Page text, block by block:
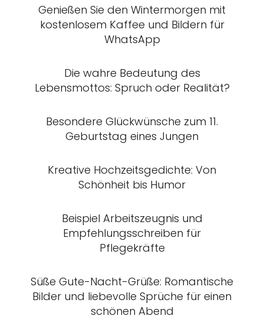
Genießen Sie den Wintermorgen mit
kostenlosem Kaffee und Bildern für
WhatsApp
Die wahre Bedeutung des
Lebensmottos: Spruch oder Realität?
Besondere Glückwünsche zum 11.
Geburtstag eines Jungen
Kreative Hochzeitsgedichte: Von
Schönheit bis Humor
Beispiel Arbeitszeugnis und
Empfehlungsschreiben für
Pflegekräfte
Süße Gute-Nacht-Grüße: Romantische
Bilder und liebevolle Sprüche für einen
schönen Abend